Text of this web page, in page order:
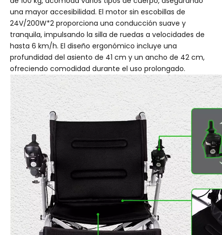
una mayor accesibilidad. El motor sin escobillas de
24V/200W*2 proporciona una conducción suave y
tranquila, impulsando la silla de ruedas a velocidades de
hasta 6 km/h. El diseño ergonómico incluye una
profundidad del asiento de 41 cm y un ancho de 42 cm,
ofreciendo comodidad durante el uso prolongado.